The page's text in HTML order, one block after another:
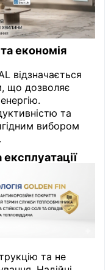
економія
відзначається
що дозволяє
та
вибором
та не